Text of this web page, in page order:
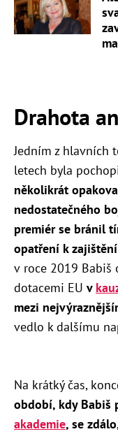
Drahota
Jedním z hlavních
letech byla
několikrát
nedostatečného
premiér se bránil
opatření k
v roce 2019 Babiš
dotacemi EU v
mezi
vedlo k dalšímu
Na krátký čas,
období, kdy Babiš
akademie, se